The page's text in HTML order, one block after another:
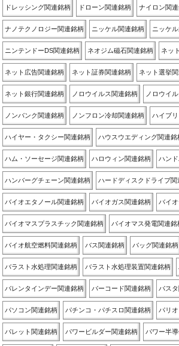
ドレッシング関連銘柄 ドローン関連銘柄 ナイロン関
ナノテクノロジー関連銘柄 ニッケル関連銘柄 ニッケ
ニンテンドーDS関連銘柄 ネオジム磁石関連銘柄 ネッ
ネット広告関連銘柄 ネット証券関連銘柄 ネット選挙
ネット銀行関連銘柄 ノロウイルス関連銘柄 ノロウイ
ノンバンク関連銘柄 ノンフロン冷却関連銘柄 ハイブ
ハイヤー・タクシー関連銘柄 ハウスウエディング関連銘
ハム・ソーセージ関連銘柄 ハロウィン関連銘柄 ハン
ハンバーグチェーン関連銘柄 ハードディスクドライブ関
バイオエタノール関連銘柄 バイオガス関連銘柄 バイ
バイオマスプラスチック関連銘柄 バイオマス発電関連銘
バイオ航空燃料関連銘柄 バス関連銘柄 バッグ関連銘柄
バラスト水処理関連銘柄 バラスト水処理装置関連銘柄
バレンタインデー関連銘柄 バーコード関連銘柄 パス
パソコン関連銘柄 パチンコ・パチスロ関連銘柄 パリ
パレット関連銘柄 パワービルダー関連銘柄 パワー半